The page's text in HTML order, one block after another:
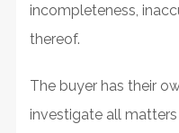
incompleteness,
thereof.
The buyer has their
investigate all